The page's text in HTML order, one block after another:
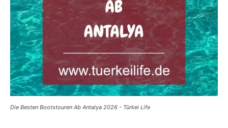
Die Besten Bootstouren Ab Antalya 2026 - Türkei Life